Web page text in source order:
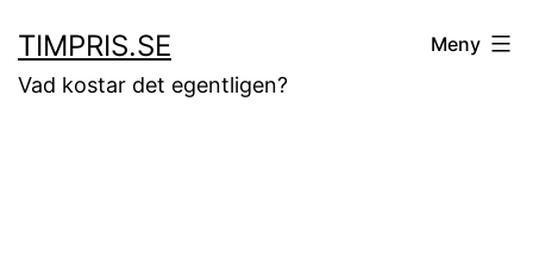
till
innehåll
TIMPRIS.SE
Vad kostar det egentligen?
Meny